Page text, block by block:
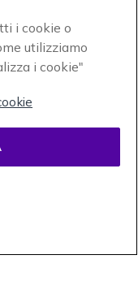
i cookie o
utilizziamo
i cookie"